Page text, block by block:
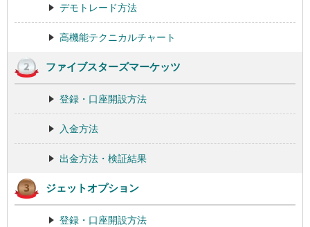
デモトレード方法
高機能テクニカルチャート
ファイブスターズマーケッツ
登録・口座開設方法
入金方法
出金方法・検証結果
ジェットオプション
登録・口座開設方法